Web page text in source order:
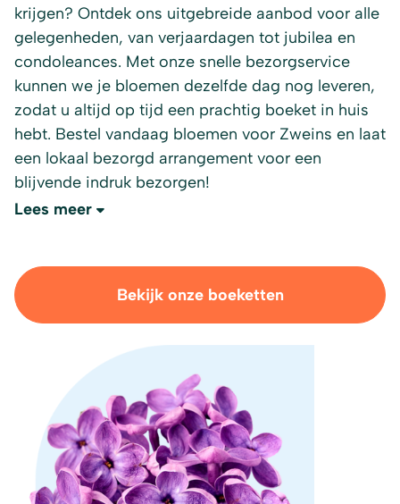
krijgen? Ontdek ons uitgebreide aanbod voor alle
gelegenheden, van verjaardagen tot jubilea en
condoleances. Met onze snelle bezorgservice
kunnen we je bloemen dezelfde dag nog leveren,
zodat u altijd op tijd een prachtig boeket in huis
hebt. Bestel vandaag bloemen voor Zweins en laat
een lokaal bezorgd arrangement voor een
blijvende indruk bezorgen!
Lees meer
Bekijk onze boeketten